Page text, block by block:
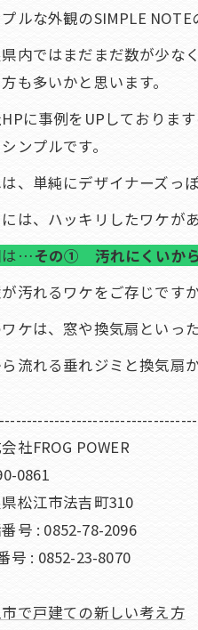
ルな外観のSIMPLE NOTE
内ではまだまだ数が少な
も多いかと思います。
に事例をUPしておりま
ンプルです。
、単純にデザイナーズっ
は、ハッキリしたワケが
は…その① 汚れにくいから
汚れるワケをご存じです
ケは、窓や換気扇といっ
流れる垂れジミと換気扇
社FROG POWER
0861
松江市法吉町310
号 : 0852-78-2096
号 : 0852-23-8070
で戸建ての新しい考え方